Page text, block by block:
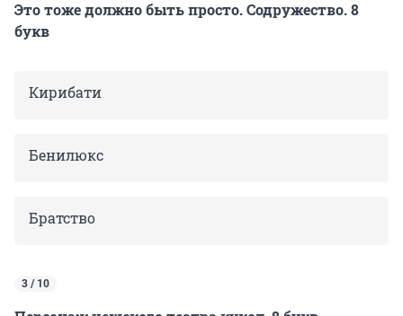
Это тоже должно быть просто. Содружество. 8
букв
Кирибати
Бенилюкс
Братство
3 / 10